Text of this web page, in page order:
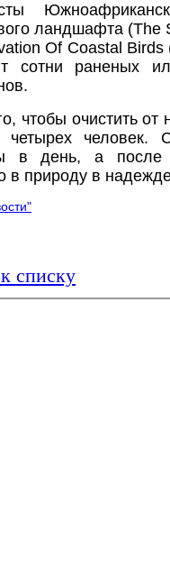
ландшафта (The
Of Coastal
сотни раненых
чтобы очистить
четырех человек.
в день, а после
в природу в
списку